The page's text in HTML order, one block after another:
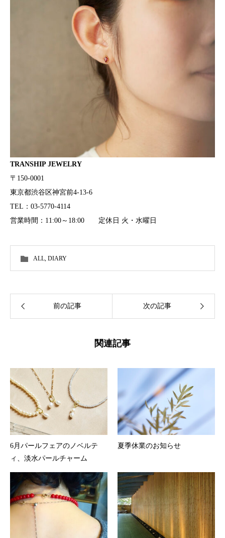
TRANSHIP JEWELRY
〒150-0001
東京都渋谷区神宮前4-13-6
TEL：03-5770-4114
営業時間：11:00～18:00 定休日 火・水曜日
ALL, DIARY
前の記事 次の記事
関連記事
6月パールフェアのノベルテ
ィ、淡水パールチャーム
夏季休業のお知らせ